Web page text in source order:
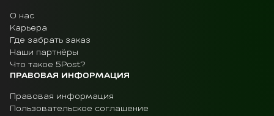
О нас
Карьера
Где забрать заказ
Наши партнёры
Что такое 5Post?
ПРАВОВАЯ ИНФОРМАЦИЯ
Правовая информация
Пользовательское соглашение